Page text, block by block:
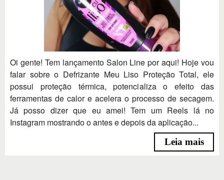
Oi gente! Tem lançamento Salon Line por aqui! Hoje vou
falar sobre o Defrizante Meu Liso Proteção Total, ele
possui proteção térmica, potencializa o efeito das
ferramentas de calor e acelera o processo de secagem.
Já posso dizer que eu amei! Tem um Reels lá no
Instagram mostrando o antes e depois da aplicação...
Leia mais